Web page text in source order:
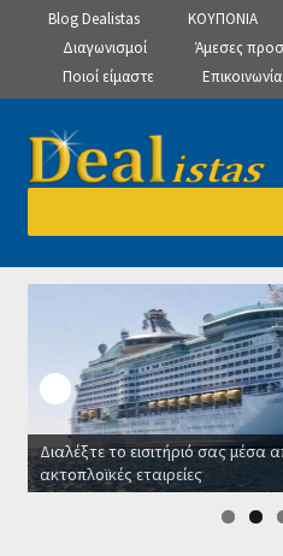
Blog Dealistas ΚΟΥΠΟΝΙΑ
Διαγωνισμοί
Άμεσες
Ποιοί είμαστε
Επικοινωνία
Απευθείας
μετάβαση
πλοήγηση
Μετάβαση
σε
Αρχική
Manage Subscriptions
Manage Subscriptions
Manage Subscriptions
Διαλέξτε το εισιτήριό σας μέσα
ακτοπλοϊκές εταιρείες